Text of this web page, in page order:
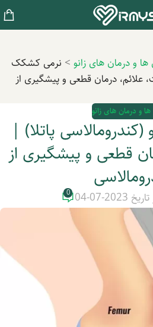
ها و درمان های زانو > نرمی کشکک
علائم، درمان قطعی و پیشگیری از
و درمان های زانو
پاتلا) |
قطعی و پیشگیری از
2023-07-04
0